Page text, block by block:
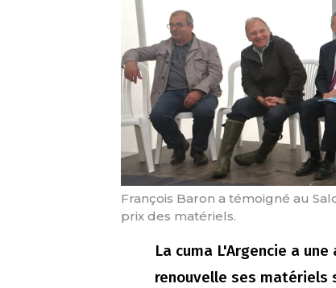
François Baron a témoigné au
prix des matériels.
La cuma L'Argencie a
renouvelle ses matériels